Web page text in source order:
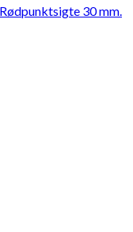
30 mm.